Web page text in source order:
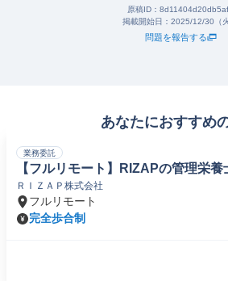
原稿ID：
掲載開始日： 2025/12/30（火
問題を報告する
あなたにおすすめ
業務委託
【フルリモート】RIZAPの管理栄養
ＲＩＺＡＰ株式会社
フルリモート
完全歩合制